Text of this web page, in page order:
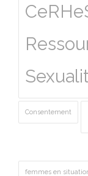
Consentement
femmes en